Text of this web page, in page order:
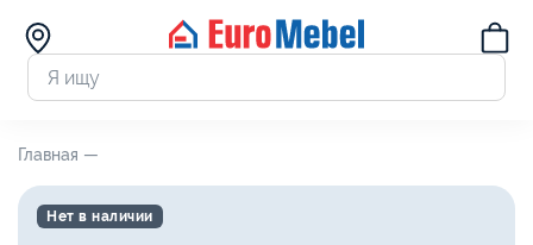
Главная —
Нет в наличии